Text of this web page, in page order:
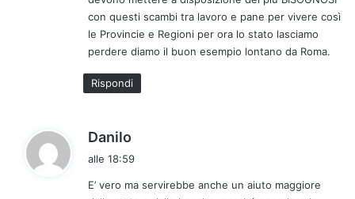
con questi scambi tra lavoro e pane per vivere così
le Provincie e Regioni per ora lo stato lasciamo
perdere diamo il buon esempio lontano da Roma.
Rispondi
Danilo
a
e
alle 18:59
E’ vero ma servirebbe anche un aiuto maggiore